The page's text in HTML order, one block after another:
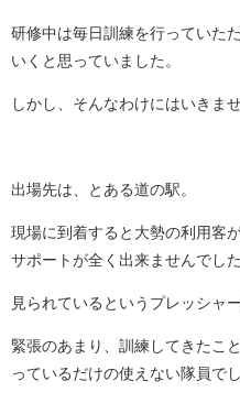
研修中は毎日訓練を行っていた
いくと思っていました。
しかし、そんなわけにはいきま
出場先は、とある道の駅。
現場に到着すると大勢の利用客
サポートが全く出来ませんでした
見られているというプレッシャ
緊張のあまり、訓練してきたこ
っているだけの使えない隊員で